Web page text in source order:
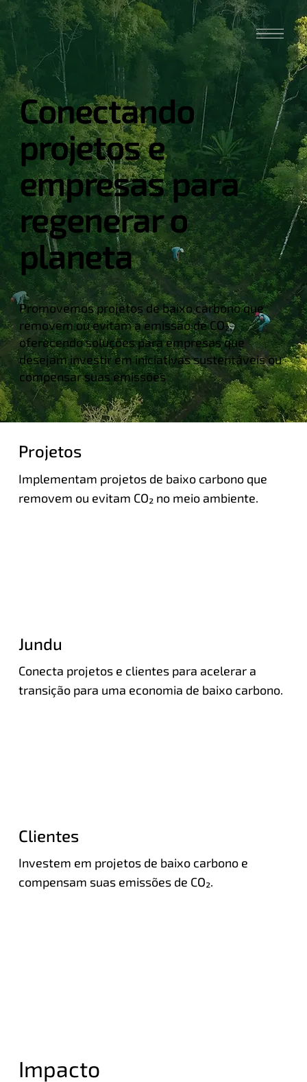
Conectando
projetos e
empresas para
regenerar o
planeta
Promovemos projetos de baixo carbono que
removem ou evitam a emissão de CO₂,
oferecendo soluções para empresas que
desejam investir em iniciativas sustentáveis ou
compensar suas emissões
Projetos
Implementam projetos de baixo carbono que
removem ou evitam CO₂ no meio ambiente.
Jundu
Conecta projetos e clientes para acelerar a
transição para uma economia de baixo carbono.
Clientes
Investem em projetos de baixo carbono e
compensam suas emissões de CO₂.
Impacto